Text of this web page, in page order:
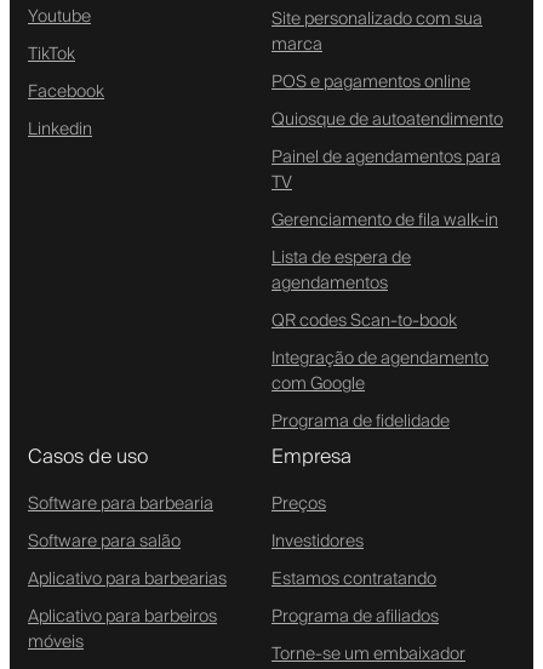
Youtube
TikTok
Facebook
Linkedin
Site personalizado com sua
marca
POS e pagamentos online
Quiosque de autoatendimento
Painel de agendamentos para
TV
Gerenciamento de fila walk-in
Lista de espera de
agendamentos
QR codes Scan-to-book
Integração de agendamento
com Google
Programa de fidelidade
Casos de uso
Software para barbearia
Software para salão
Aplicativo para barbearias
Aplicativo para barbeiros
móveis
Empresa
Preços
Investidores
Estamos contratando
Programa de afiliados
Torne-se um embaixador